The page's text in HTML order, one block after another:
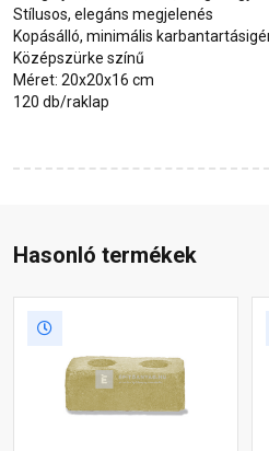
Stílusos, elegáns megjelenés
Kopásálló, minimális
Középszürke színű
Méret: 20x20x16 cm
120 db/raklap
Hasonló termékek